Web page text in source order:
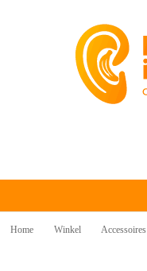
Home Winkel Accessoires